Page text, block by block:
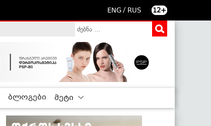
ENG / RUS 12+
ბლოგები მეტი